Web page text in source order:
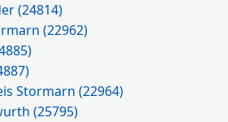
(24814)
(22962)
Stormarn(22964)
(25795)